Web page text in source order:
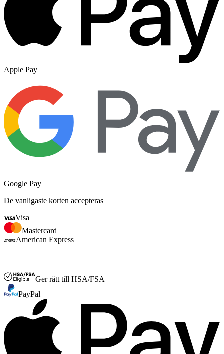
Apple Pay
Google Pay
De vanligaste korten accepteras
Visa
Mastercard
American Express
Ger rätt till HSA/FSA
PayPal